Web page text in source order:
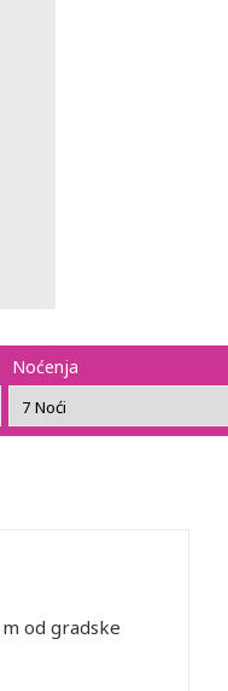
Noćenja
od gradske